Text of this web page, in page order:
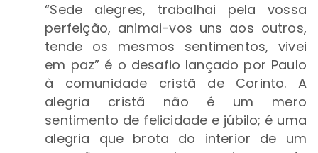
“Sede alegres, trabalhai pela vossa
perfeição, animai-vos uns aos outros,
tende os mesmos sentimentos, vivei
em paz” é o desafio lançado por Paulo
à comunidade cristã de Corinto. A
alegria cristã não é um mero
sentimento de felicidade e júbilo; é uma
alegria que brota do interior de um